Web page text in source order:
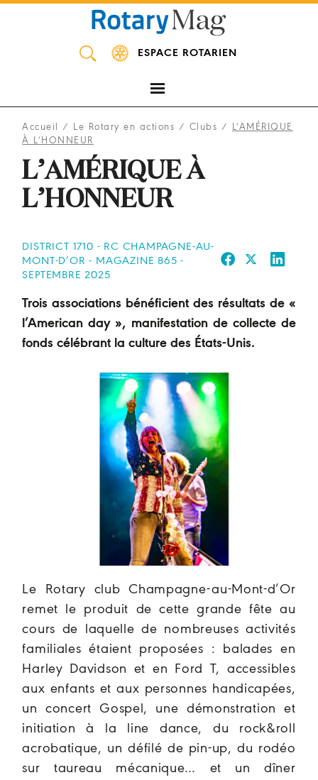
ESPACE ROTARIEN
Accueil / Le Rotary en actions / Clubs / L’AMÉRIQUE
À L’HONNEUR
L’AMÉRIQUE À
L’HONNEUR
DISTRICT 1710 - RC CHAMPAGNE-AU-
MONT-D’OR - MAGAZINE 865 -
SEPTEMBRE 2025
Trois associations bénéficient des résultats de «
l’American day », manifestation de collecte de
fonds célébrant la culture des États-Unis.
Le Rotary club Champagne-au-Mont-d’Or
remet le produit de cette grande fête au
cours de laquelle de nombreuses activités
familiales étaient proposées : balades en
Harley Davidson et en Ford T, accessibles
aux enfants et aux personnes handicapées,
un concert Gospel, une démonstration et
initiation à la line dance, du rock&roll
acrobatique, un défilé de pin-up, du rodéo
sur taureau mécanique… et un dîner
Panneau de gestion des cookies